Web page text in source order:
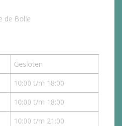
de Bolle
Gesloten
10:00 t/m 18:00
10:00 t/m 18:00
10:00 t/m 21:00